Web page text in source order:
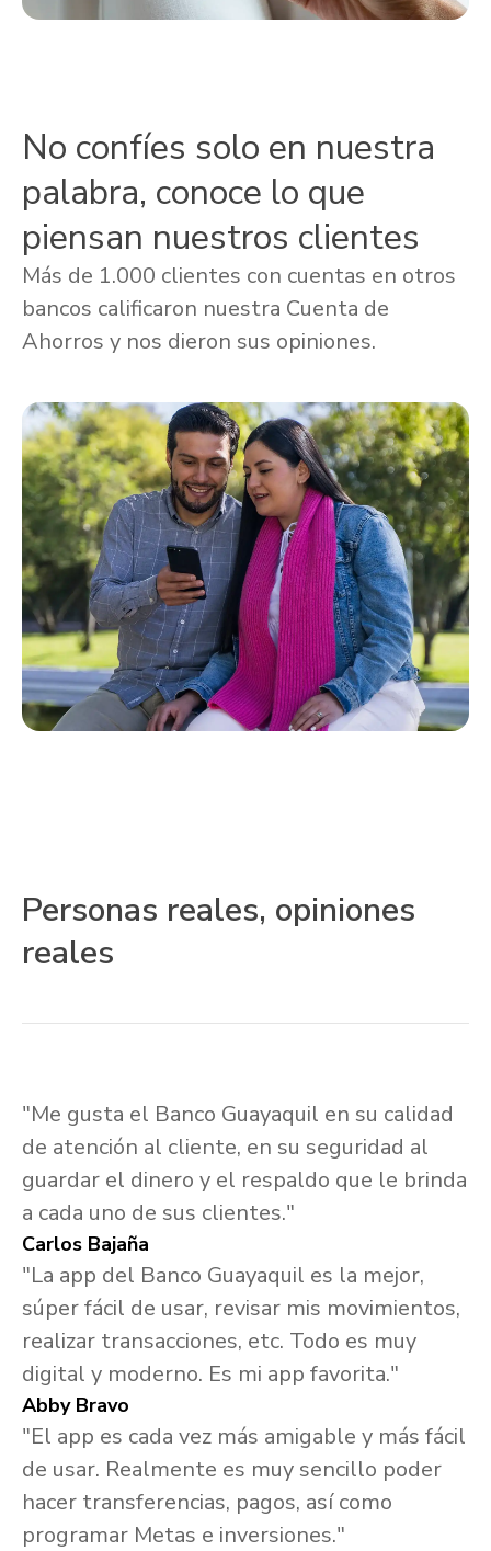
No confíes solo en nuestra
palabra, conoce lo que
piensan nuestros clientes
Más de 1.000 clientes con cuentas en otros
bancos calificaron nuestra Cuenta de
Ahorros y nos dieron sus opiniones.
Personas reales, opiniones
reales
"Me gusta el Banco Guayaquil en su calidad
de atención al cliente, en su seguridad al
guardar el dinero y el respaldo que le brinda
a cada uno de sus clientes."
Carlos Bajaña
"La app del Banco Guayaquil es la mejor,
súper fácil de usar, revisar mis movimientos,
realizar transacciones, etc. Todo es muy
digital y moderno. Es mi app favorita."
Abby Bravo
"El app es cada vez más amigable y más fácil
de usar. Realmente es muy sencillo poder
hacer transferencias, pagos, así como
programar Metas e inversiones."